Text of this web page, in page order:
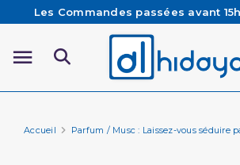
Les Commandes passées avant
sont préparées et expédiées le
Besoin d'aide ? Retrouvez
Livraison offerte à partir de
Accueil Parfum / Musc : Laissez-vous séduire